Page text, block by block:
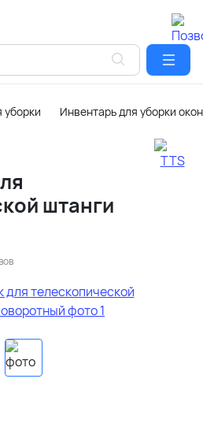
уборки Инвентарь для уборки окон
штанги